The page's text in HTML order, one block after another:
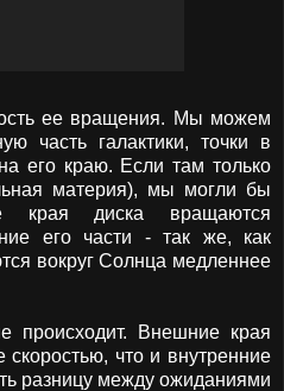
ее вращения. Мы можем
часть галактики, точки в
его краю. Если там только
материя), мы могли бы
края диска вращаются
его части - так же, как
вокруг Солнца медленнее
происходит. Внешние края
что и внутренние
разницу между ожиданиями